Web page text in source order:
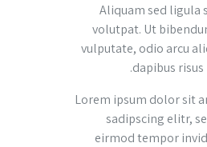
Aliquam sed ligula
volutpat. Ut
vulputate, odio arcu
dapibus risus
Lorem ipsum dolor sit
sadipscing elitr,
eirmod tempor